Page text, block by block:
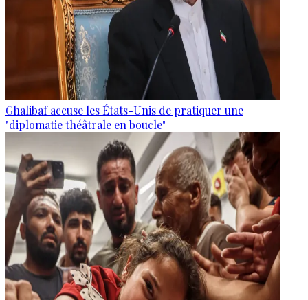
Ghalibaf accuse les États-Unis de pratiquer une
"diplomatie théâtrale en boucle"